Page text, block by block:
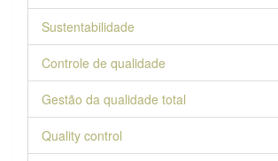
Sustentabilidade
Controle de qualidade
Gestão da qualidade total
Quality control